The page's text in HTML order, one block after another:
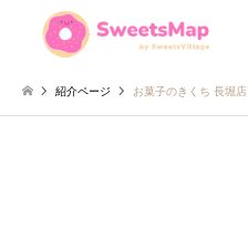
紹介ページ お菓子のきくち 長堀店